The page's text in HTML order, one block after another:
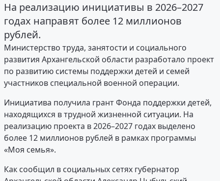
На реализацию инициативы в 2026–2027
годах направят более 12 миллионов
рублей.
Министерство труда, занятости и социального
развития Архангельской области разработало проект
по развитию системы поддержки детей и семей
участников специальной военной операции.
Инициатива получила грант Фонда поддержки детей,
находящихся в трудной жизненной ситуации. На
реализацию проекта в 2026–2027 годах выделено
более 12 миллионов рублей в рамках программы
«Моя семья».
Как сообщил в социальных сетях губернатор